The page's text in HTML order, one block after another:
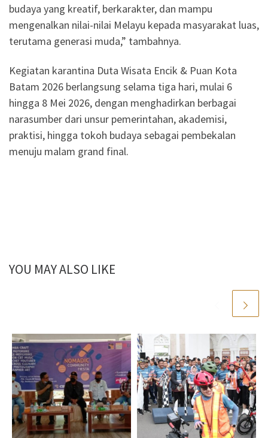
budaya yang kreatif, berkarakter, dan mampu
mengenalkan nilai-nilai Melayu kepada masyarakat luas,
terutama generasi muda,” tambahnya.
Kegiatan karantina Duta Wisata Encik & Puan Kota
Batam 2026 berlangsung selama tiga hari, mulai 6
hingga 8 Mei 2026, dengan menghadirkan berbagai
narasumber dari unsur pemerintahan, akademisi,
praktisi, hingga tokoh budaya sebagai pembekalan
menuju malam grand final.
YOU MAY ALSO LIKE